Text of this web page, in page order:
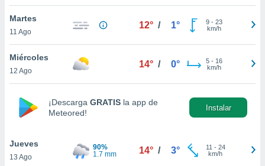
de
aceptar
de
Martes
11 Ago
12° / 1° 9- 23
km/h
Miércoles
12 Ago
14° / 0° 5- 16
km/h
¡Descarga GRATIS la app de
Meteored!
Instalar
Jueves
13 Ago
90%
1.7 mm
14° / 3° 11 - 24
km/h